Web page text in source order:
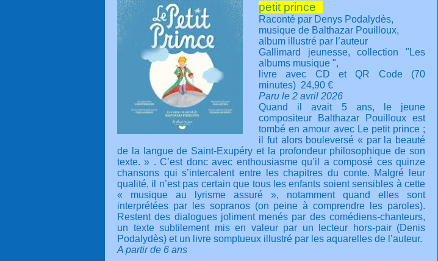
petit prince
Raconté par Denys Podalydès,
musique de Balthazar Pouilloux,
album illustré par l’auteur
Gallimard jeunesse, collection "Les
albums musique ",
livre avec CD et QR Code (70
minutes) 24,90 €
Paru le 2 avril 2026
Quand il avait 5 ans, le jeune
compositeur Balthazar Pouilloux est
tombé en amour avec Le petit prince ;
il fut alors bouleversé « par la beauté
de la langue de Saint-Exupéry et la profondeur philosophique de son
texte. » . C’est donc avec enthousiasme qu’il a composé ces quinze
chansons qui s’intercalent entre les chapitres du conte. Malgré leur
qualité, il n’est pas certain que tous les enfants soient sensibles à cette
« musique au lyrisme assuré », notamment quand elles sont
interprétées par les sopranos (on peine à comprendre les paroles).
Restent des dialogues joliment menés par des comédiens-chanteurs,
un texte subtilement mis en valeur par un lecteur hors-pair (Denis
Podalydès) et un livre somptueux illustré par les aquarelles de l’auteur.
A partir de 6 ans